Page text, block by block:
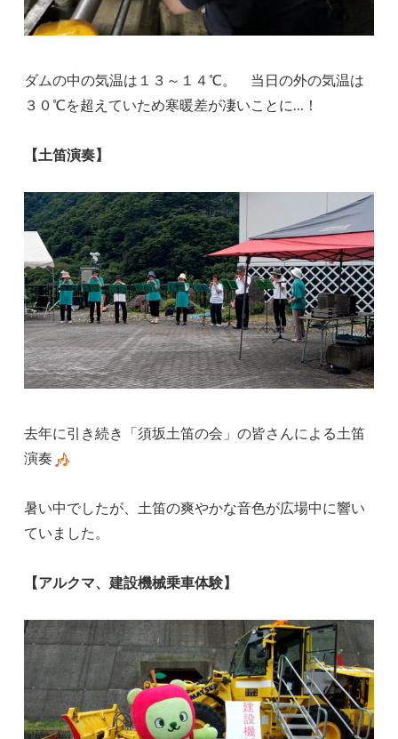
ダムの中の気温は１３～１４℃。 当日の外の気温は
３０℃を超えていため寒暖差が凄いことに…！
【土笛演奏】
去年に引き続き「須坂土笛の会」の皆さんによる土笛
演奏
暑い中でしたが、土笛の爽やかな音色が広場中に響い
ていました。
【アルクマ、建設機械乗車体験】